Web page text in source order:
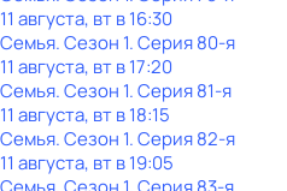
11 августа, вт в 16:30
Семья. Сезон 1. Серия 80-я
11 августа, вт в 17:20
Семья. Сезон 1. Серия 81-я
11 августа, вт в 18:15
Семья. Сезон 1. Серия 82-я
11 августа, вт в 19:05